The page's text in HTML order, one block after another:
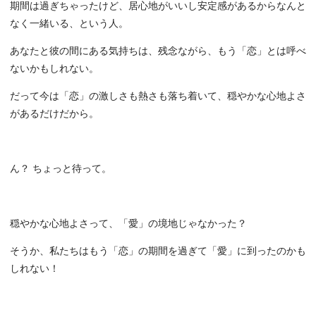
期間は過ぎちゃったけど、居心地がいいし安定感があるからなんと
なく一緒いる、という人。
あなたと彼の間にある気持ちは、残念ながら、もう「恋」とは呼べ
ないかもしれない。
だって今は「恋」の激しさも熱さも落ち着いて、穏やかな心地よさ
があるだけだから。
ん？ ちょっと待って。
穏やかな心地よさって、「愛」の境地じゃなかった？
そうか、私たちはもう「恋」の期間を過ぎて「愛」に到ったのかも
しれない！